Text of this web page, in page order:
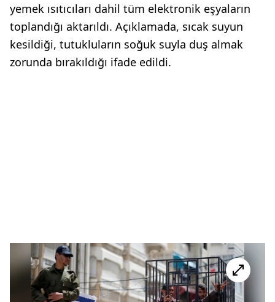
yemek ısıtıcıları dahil tüm elektronik eşyaların
toplandığı aktarıldı. Açıklamada, sıcak suyun
kesildiği, tutukluların soğuk suyla duş almak
zorunda bırakıldığı ifade edildi.